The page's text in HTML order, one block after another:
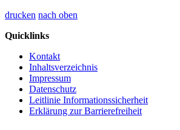
drucken nach oben
Quicklinks
Kontakt
Inhaltsverzeichnis
Impressum
Datenschutz
Leitlinie Informationssicherheit
Erklärung zur Barrierefreiheit